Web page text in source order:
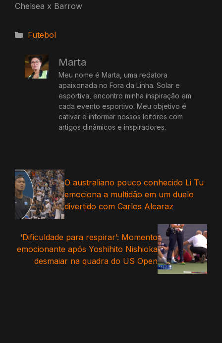
Chelsea x Barrow
Categorias
Futebol
Marta
Meu nome é Marta, uma redatora
apaixonada no Fora da Linha. Solar e
esportiva, encontro minha inspiração em
cada evento esportivo. Meu objetivo é
cativar e informar nossos leitores com
artigos dinâmicos e inspiradores.
O australiano pouco conhecido Li Tu
emociona a multidão em um duelo
divertido com Carlos Alcaraz
‘Dificuldade para respirar’: Momento
emocionante após Yoshihito Nishioka
desmaiar na quadra do US Open